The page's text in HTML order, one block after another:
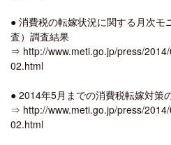
● 消費税の転嫁状況に関する月次モ
査）調査結果
⇒ http://www.meti.go.jp/press/
02.html
● 2014年5月までの消費税転嫁対策
⇒ http://www.meti.go.jp/press/
02.html